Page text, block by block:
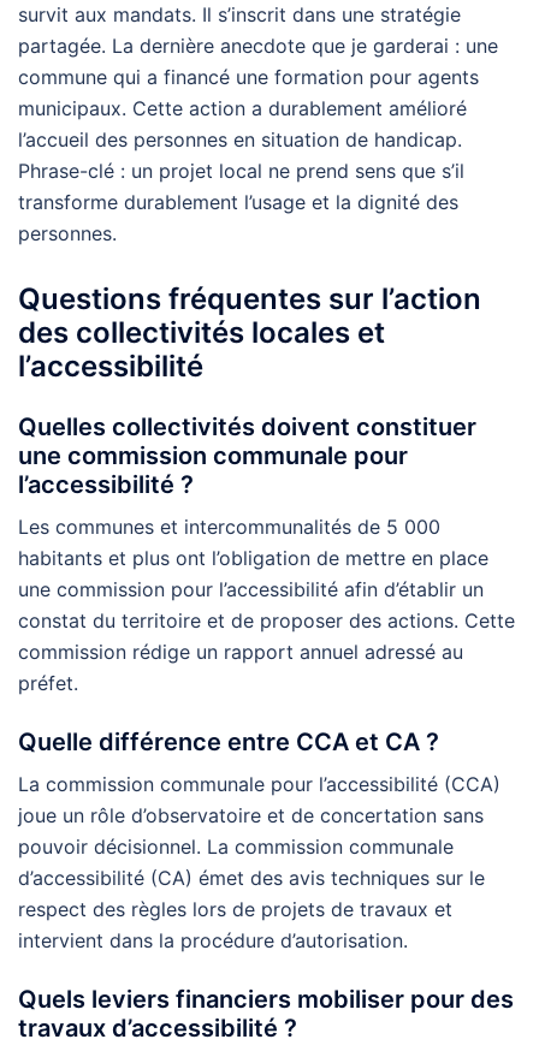
survit aux mandats. Il s’inscrit dans une stratégie
partagée. La dernière anecdote que je garderai : une
commune qui a financé une formation pour agents
municipaux. Cette action a durablement amélioré
l’accueil des personnes en situation de handicap.
Phrase-clé : un projet local ne prend sens que s’il
transforme durablement l’usage et la dignité des
personnes.
Questions fréquentes sur l’action
des collectivités locales et
l’accessibilité
Quelles collectivités doivent constituer
une commission communale pour
l’accessibilité ?
Les communes et intercommunalités de 5 000
habitants et plus ont l’obligation de mettre en place
une commission pour l’accessibilité afin d’établir un
constat du territoire et de proposer des actions. Cette
commission rédige un rapport annuel adressé au
préfet.
Quelle différence entre CCA et CA ?
La commission communale pour l’accessibilité (CCA)
joue un rôle d’observatoire et de concertation sans
pouvoir décisionnel. La commission communale
d’accessibilité (CA) émet des avis techniques sur le
respect des règles lors de projets de travaux et
intervient dans la procédure d’autorisation.
Quels leviers financiers mobiliser pour des
travaux d’accessibilité ?